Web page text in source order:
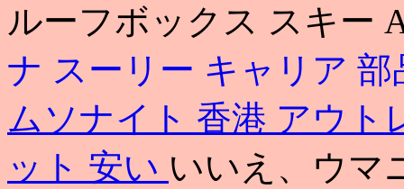
ルーフボックス スキー
ナ スーリー キャリア
ムソナイト 香港 アウト
ット 安い いいえ、ウマ